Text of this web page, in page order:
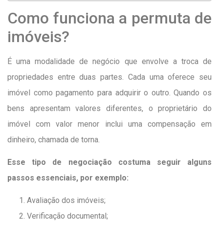
Como funciona a permuta de
imóveis?
É uma modalidade de negócio que envolve a troca de
propriedades entre duas partes. Cada uma oferece seu
imóvel como pagamento para adquirir o outro. Quando os
bens apresentam valores diferentes, o proprietário do
imóvel com valor menor inclui uma compensação em
dinheiro, chamada de torna.
Esse tipo de negociação costuma seguir alguns
passos essenciais, por exemplo:
Avaliação dos imóveis;
Verificação documental;